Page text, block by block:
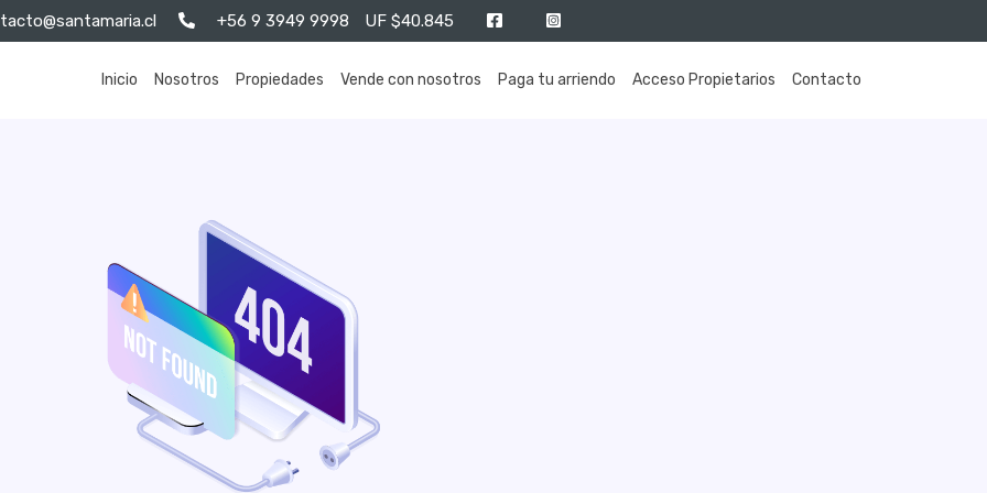
+56 9 3949 9998 UF $40.845
Inicio Nosotros Propiedades Vende con nosotros Paga tu arriendo Acceso Propietarios Contacto